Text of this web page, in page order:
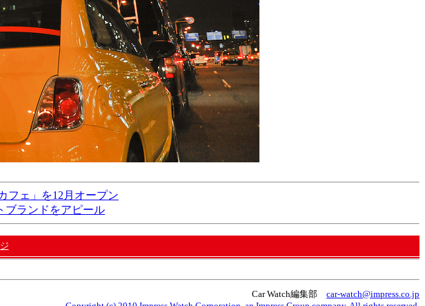
フェ」を12月オープン
ブランドをアピール
Car Watch編集部 car-watch@impress.co.jp